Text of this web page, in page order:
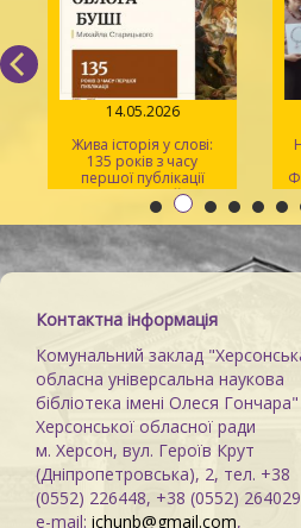
14.05.2026
Жива історія у слові:
135 років з часу
першої публікації
повісті Михайла
Старицького «Облога
Буші»
Контактна інформація
Комунальний заклад
обласна універсальна наукова
бібліотека імені Олеся Гончара"
Херсонської обласної ради
м. Херсон, вул. Героїв Крут
(Дніпропетровська), 2, тел. +38
(0552) 226448, +38 (0552)
e-mail: ichunb@gmail.com,